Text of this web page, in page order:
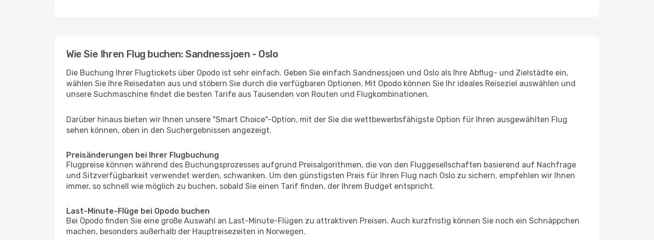
Wie Sie Ihren Flug buchen: Sandnessjoen - Oslo
Die Buchung Ihrer Flugtickets über Opodo ist sehr einfach. Geben Sie einfach Sandnessjoen und Oslo als Ihre Abflug- und Zielstädte ein,
wählen Sie Ihre Reisedaten aus und stöbern Sie durch die verfügbaren Optionen. Mit Opodo können Sie Ihr ideales Reiseziel auswählen und
unsere Suchmaschine findet die besten Tarife aus Tausenden von Routen und Flugkombinationen.
Darüber hinaus bieten wir Ihnen unsere "Smart Choice"-Option, mit der Sie die wettbewerbsfähigste Option für Ihren ausgewählten Flug
sehen können, oben in den Suchergebnissen angezeigt.
Preisänderungen bei Ihrer Flugbuchung
Flugpreise können während des Buchungsprozesses aufgrund Preisalgorithmen, die von den Fluggesellschaften basierend auf Nachfrage
und Sitzverfügbarkeit verwendet werden, schwanken. Um den günstigsten Preis für Ihren Flug nach Oslo zu sichern, empfehlen wir Ihnen
immer, so schnell wie möglich zu buchen, sobald Sie einen Tarif finden, der Ihrem Budget entspricht.
Last-Minute-Flüge bei Opodo buchen
Bei Opodo finden Sie eine große Auswahl an Last-Minute-Flügen zu attraktiven Preisen. Auch kurzfristig können Sie noch ein Schnäppchen
machen, besonders außerhalb der Hauptreisezeiten in Norwegen.